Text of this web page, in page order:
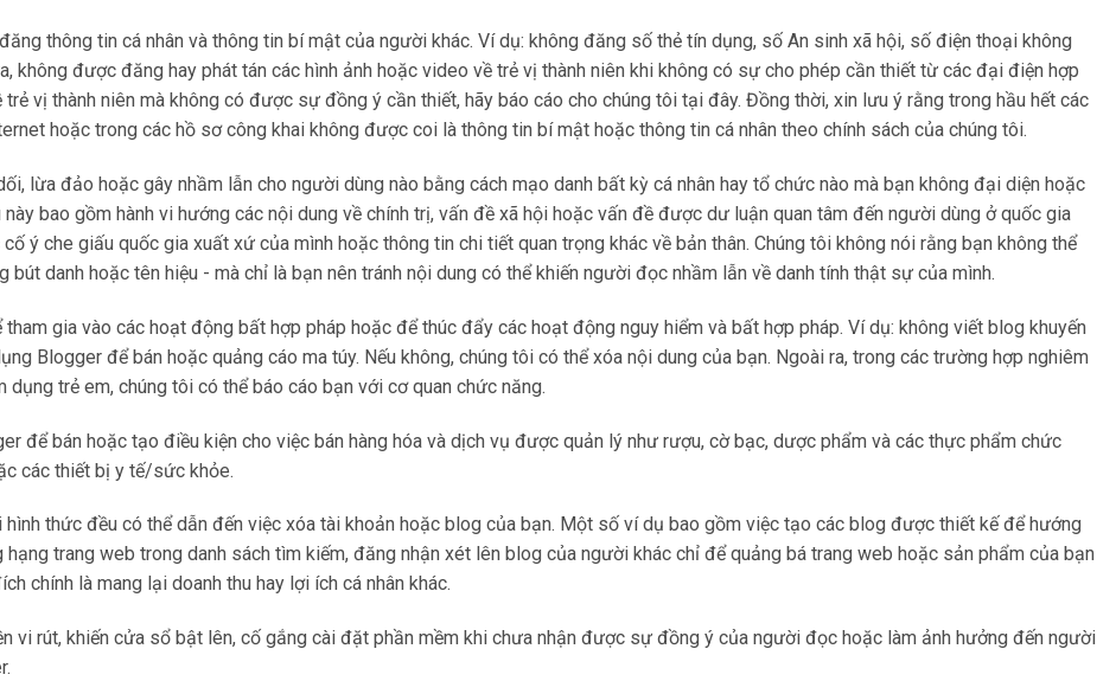
thông tin cá nhân và thông tin bí mật của người khác. Ví dụ: không đăng số thẻ tín dụng, số An sinh xã hội, số điện thoại không
không được đăng hay phát tán các hình ảnh hoặc video về trẻ vị thành niên khi không có sự cho phép cần thiết từ các đại điện hợp
vị thành niên mà không có được sự đồng ý cần thiết, hãy báo cáo cho chúng tôi tại đây. Đồng thời, xin lưu ý rằng trong hầu hết các
hoặc trong các hồ sơ công khai không được coi là thông tin bí mật hoặc thông tin cá nhân theo chính sách của chúng tôi.
lừa đảo hoặc gây nhầm lẫn cho người dùng nào bằng cách mạo danh bất kỳ cá nhân hay tổ chức nào mà bạn không đại diện hoặc
bao gồm hành vi hướng các nội dung về chính trị, vấn đề xã hội hoặc vấn đề được dư luận quan tâm đến người dùng ở quốc gia
ý che giấu quốc gia xuất xứ của mình hoặc thông tin chi tiết quan trọng khác về bản thân. Chúng tôi không nói rằng bạn không thể
danh hoặc tên hiệu - mà chỉ là bạn nên tránh nội dung có thể khiến người đọc nhầm lẫn về danh tính thật sự của mình.
gia vào các hoạt động bất hợp pháp hoặc để thúc đẩy các hoạt động nguy hiểm và bất hợp pháp. Ví dụ: không viết blog khuyến
Blogger để bán hoặc quảng cáo ma túy. Nếu không, chúng tôi có thể xóa nội dung của bạn. Ngoài ra, trong các trường hợp nghiêm
trẻ em, chúng tôi có thể báo cáo bạn với cơ quan chức năng.
để bán hoặc tạo điều kiện cho việc bán hàng hóa và dịch vụ được quản lý như rượu, cờ bạc, dược phẩm và các thực phẩm chức
các thiết bị y tế/sức khỏe.
thức đều có thể dẫn đến việc xóa tài khoản hoặc blog của bạn. Một số ví dụ bao gồm việc tạo các blog được thiết kế để hướng
trang web trong danh sách tìm kiếm, đăng nhận xét lên blog của người khác chỉ để quảng bá trang web hoặc sản phẩm của bạn
chính là mang lại doanh thu hay lợi ích cá nhân khác.
vi rút, khiến cửa sổ bật lên, cố gắng cài đặt phần mềm khi chưa nhận được sự đồng ý của người đọc hoặc làm ảnh hưởng đến người